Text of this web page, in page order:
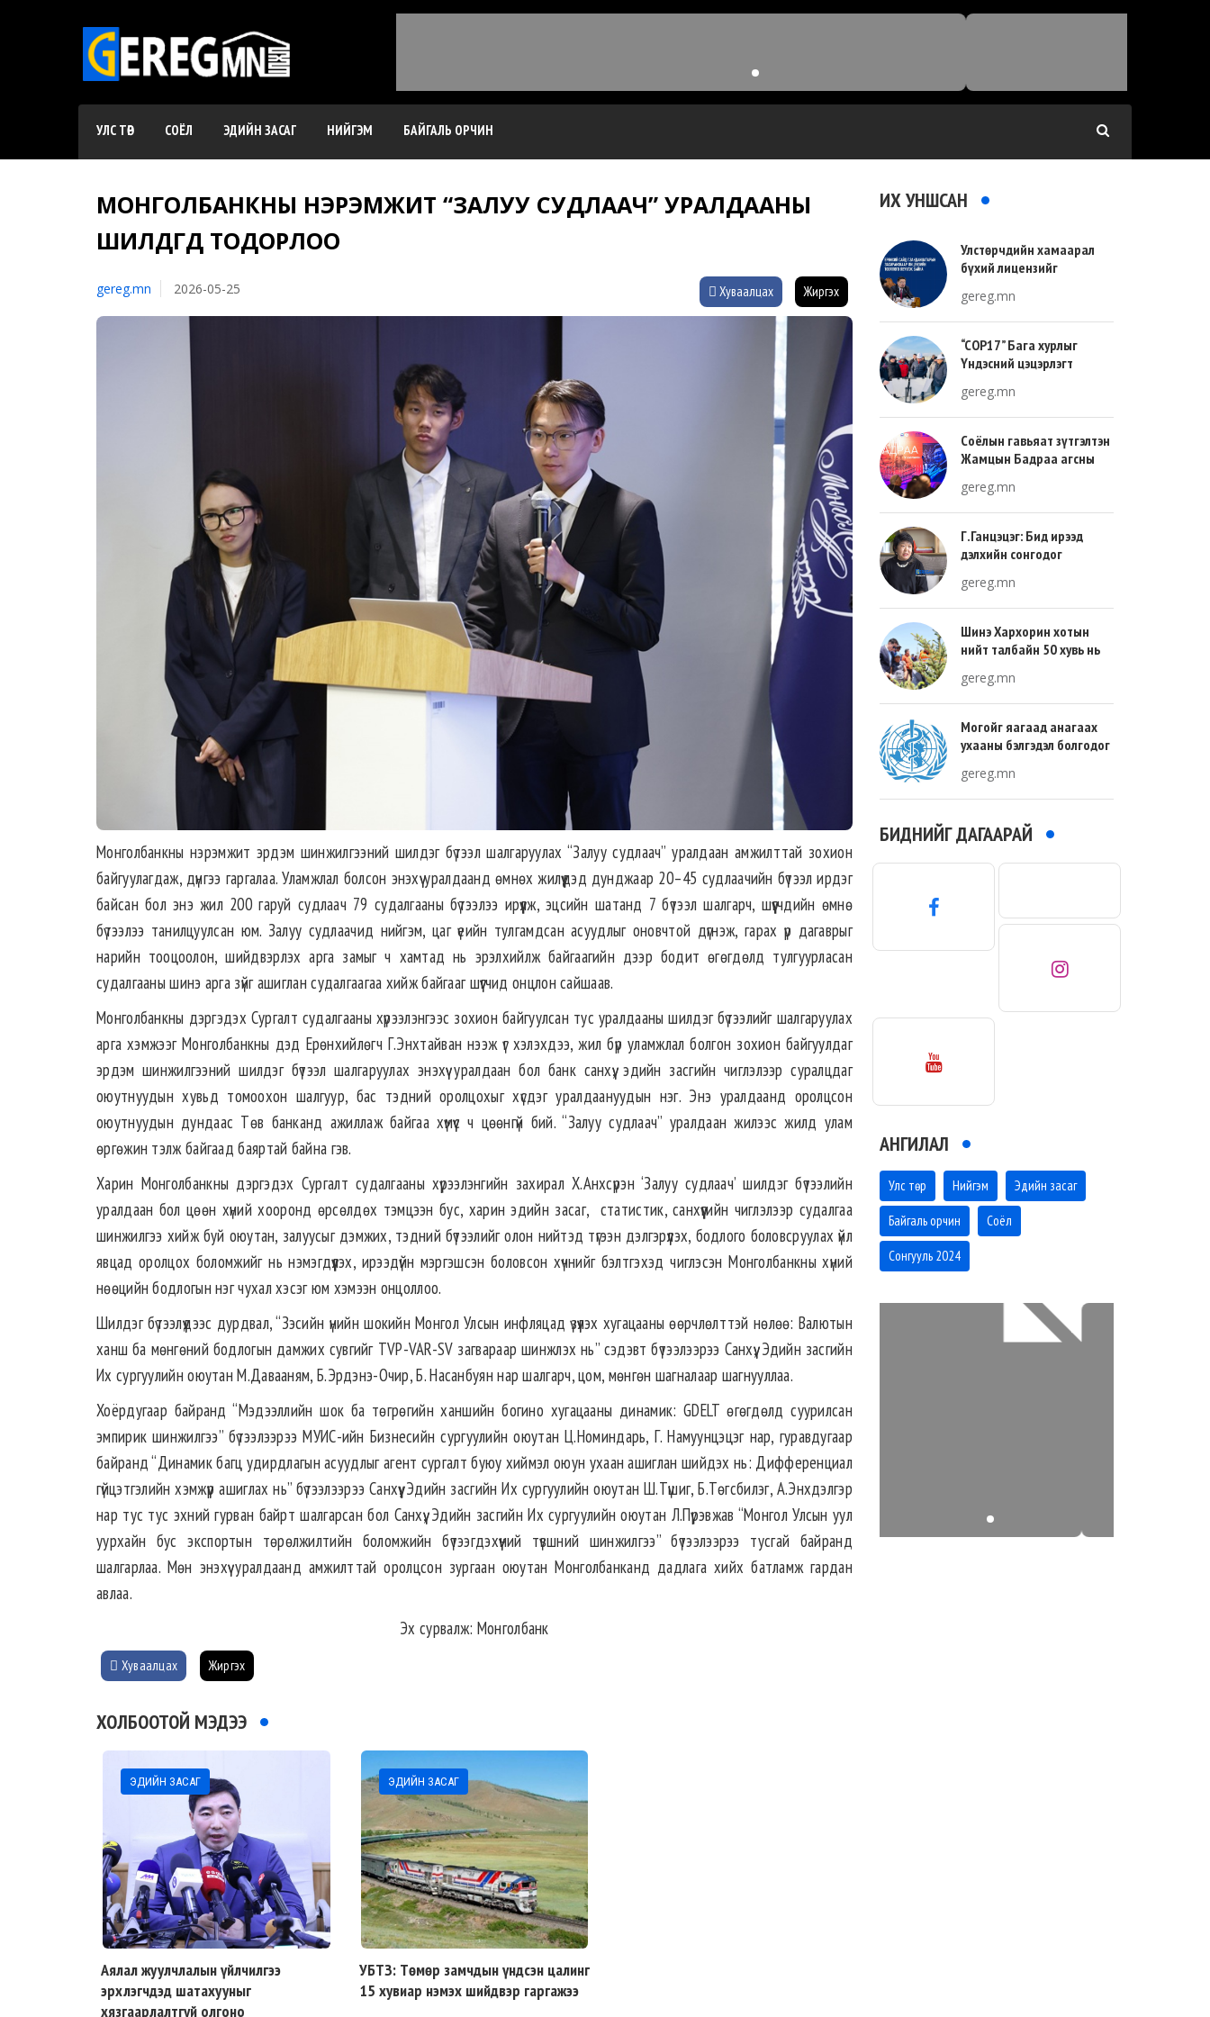
УЛС ТӨР СОЁЛ ЭДИЙН ЗАСАГ НИЙГЭМ БАЙГАЛЬ ОРЧИН
МОНГОЛБАНКНЫ НЭРЭМЖИТ “ЗАЛУУ СУДЛААЧ” УРАЛДААНЫ
ШИЛДГҮҮД ТОДОРЛОО
gereg.mn 2026-05-25 Хуваалцах Жиргэх
Монголбанкны нэрэмжит эрдэм шинжилгээний шилдэг бүтээл шалгаруулах “Залуу судлаач” уралдаан амжилттай зохион
байгуулагдаж, дүнгээ гаргалаа. Уламжлал болсон энэхүү уралдаанд өмнөх жилүүдэд дунджаар 20–45 судлаачийн бүтээл ирдэг
байсан бол энэ жил 200 гаруй судлаач 79 судалгааны бүтээлээ ирүүлж, эцсийн шатанд 7 бүтээл шалгарч, шүүгчдийн өмнө
бүтээлээ танилцуулсан юм. Залуу судлаачид нийгэм, цаг үеийн тулгамдсан асуудлыг оновчтой дүгнэж, гарах үр дагаврыг
нарийн тооцоолон, шийдвэрлэх арга замыг ч хамтад нь эрэлхийлж байгаагийн дээр бодит өгөгдөлд тулгуурласан
судалгааны шинэ арга зүйг ашиглан судалгаагаа хийж байгааг шүүгчид онцлон сайшаав.
Монголбанкны дэргэдэх Сургалт судалгааны хүрээлэнгээс зохион байгуулсан тус уралдааны шилдэг бүтээлийг шалгаруулах
арга хэмжээг Монголбанкны дэд Ерөнхийлөгч Г.Энхтайван нээж үг хэлэхдээ, жил бүр уламжлал болгон зохион байгуулдаг
эрдэм шинжилгээний шилдэг бүтээл шалгаруулах энэхүү уралдаан бол банк санхүү, эдийн засгийн чиглэлээр суралцдаг
оюутнуудын хувьд томоохон шалгуур, бас тэдний оролцохыг хүсдэг уралдаануудын нэг. Энэ уралдаанд оролцсон
оюутнуудын дундаас Төв банканд ажиллаж байгаа хүмүүс ч цөөнгүй бий. “Залуу судлаач” уралдаан жилээс жилд улам
өргөжин тэлж байгаад баяртай байна гэв.
Харин Монголбанкны дэргэдэх Сургалт судалгааны хүрээлэнгийн захирал Х.Анхсүрэн ‘Залуу судлаач’ шилдэг бүтээлийн
уралдаан бол цөөн хүний хооронд өрсөлдөх тэмцээн бус, харин эдийн засаг, статистик, санхүүгийн чиглэлээр судалгаа
шинжилгээ хийж буй оюутан, залуусыг дэмжих, тэдний бүтээлийг олон нийтэд түгээн дэлгэрүүлэх, бодлого боловсруулах үйл
явцад оролцох боломжийг нь нэмэгдүүлэх, ирээдүйн мэргэшсэн боловсон хүчнийг бэлтгэхэд чиглэсэн Монголбанкны хүний
нөөцийн бодлогын нэг чухал хэсэг юм хэмээн онцоллоо.
Шилдэг бүтээлүүдээс дурдвал, “Зэсийн үнийн шокийн Монгол Улсын инфляцад үзүүлэх хугацааны өөрчлөлттэй нөлөө: Валютын
ханш ба мөнгөний бодлогын дамжих сувгийг TVP-VAR-SV загвараар шинжлэх нь” сэдэвт бүтээлээрээ Санхүү, Эдийн засгийн
Их сургуулийн оюутан М.Давааням, Б.Эрдэнэ-Очир, Б. Насанбуян нар шалгарч, цом, мөнгөн шагналаар шагнууллаа.
Хоёрдугаар байранд “Мэдээллийн шок ба төгрөгийн ханшийн богино хугацааны динамик: GDELT өгөгдөлд суурилсан
эмпирик шинжилгээ” бүтээлээрээ МУИС-ийн Бизнесийн сургуулийн оюутан Ц.Номиндарь, Г. Намуунцэцэг нар, гуравдугаар
байранд “Динамик багц удирдлагын асуудлыг агент сургалт буюу хиймэл оюун ухаан ашиглан шийдэх нь: Дифференциал
гүйцэтгэлийн хэмжүүр ашиглах нь” бүтээлээрээ Санхүү, Эдийн засгийн Их сургуулийн оюутан Ш.Түшиг, Б.Төгсбилэг, А.Энхдэлгэр
нар тус тус эхний гурван байрт шалгарсан бол Санхүү, Эдийн засгийн Их сургуулийн оюутан Л.Пүрэвжав “Монгол Улсын уул
уурхайн бус экспортын төрөлжилтийн боломжийн бүтээгдэхүүний түвшний шинжилгээ” бүтээлээрээ тусгай байранд
шалгарлаа. Мөн энэхүү уралдаанд амжилттай оролцсон зургаан оюутан Монголбанканд дадлага хийх батламж гардан
авлаа.
Эх сурвалж: Монголбанк
Хуваалцах Жиргэх
ХОЛБООТОЙ МЭДЭЭ
ЭДИЙН ЗАСАГ
Аялал жуулчлалын үйлчилгээ
эрхлэгчдэд шатахууныг
хязгаарлалтгүй олгоно
ЭДИЙН ЗАСАГ
УБТЗ: Төмөр замчдын үндсэн цалинг
15 хувиар нэмэх шийдвэр гаргажээ
ИХ УНШСАН
Улстөрчдийн хамаарал
бүхий лицензийг
gereg.mn
“COP17” Бага хурлыг
Үндэсний цэцэрлэгт
зохион байгуулна
gereg.mn
Соёлын гавьяат зүтгэлтэн
Жамцын Бадраа агсны
тохиож байна
gereg.mn
Г.Ганцэцэг: Бид ирээд
дэлхийн сонгодог
хөгжлийн тухай л ярьсан
gereg.mn
Шинэ Хархорин хотын
нийт талбайн 50 хувь нь
хувь нь барилгажих
талбай, 20 хувь нь авто
зам байна
gereg.mn
Могойг яагаад анагаах
ухааны бэлгэдэл болгодог
gereg.mn
БИДНИЙГ ДАГААРАЙ
АНГИЛАЛ
Улс төр Нийгэм Эдийн засаг
Байгаль орчин Соёл
Сонгууль 2024